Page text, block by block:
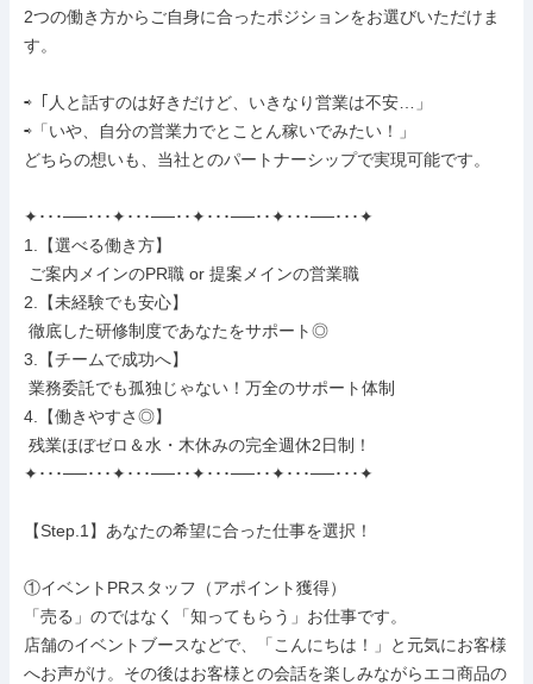
2つの働き方からご自身に合ったポジションをお選びいただけま
す。
⇨「人と話すのは好きだけど、いきなり営業は不安…」
⇨「いや、自分の営業力でとことん稼いでみたい！」
どちらの想いも、当社とのパートナーシップで実現可能です。
✦･･･──･･･✦･･･──･･✦･･･──･･✦･･･──･･･✦
1.【選べる働き方】
2.【未経験でも安心】
3.【チームで成功へ】
4.【働きやすさ◎】
✦･･･──･･･✦･･･──･･✦･･･──･･✦･･･──･･･✦
【Step.1】あなたの希望に合った仕事を選択！
①イベントPRスタッフ（アポイント獲得）
「売る」のではなく「知ってもらう」お仕事です。
店舗のイベントブースなどで、「こんにちは！」と元気にお客様
へお声がけ。その後はお客様との会話を楽しみながらエコ商品の